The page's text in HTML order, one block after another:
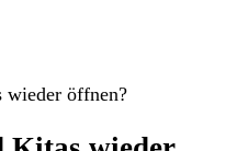
wieder öffnen?